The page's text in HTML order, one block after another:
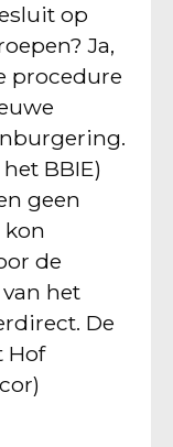
op
Ja,
procedure
BBIE)
geen
de
het
De
Hof